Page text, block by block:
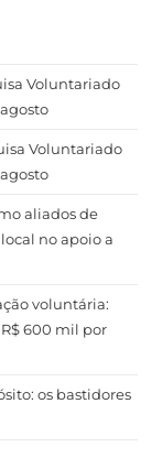
Voluntariado
Voluntariado
aliados de
no apoio a
voluntária:
600 mil por
os bastidores